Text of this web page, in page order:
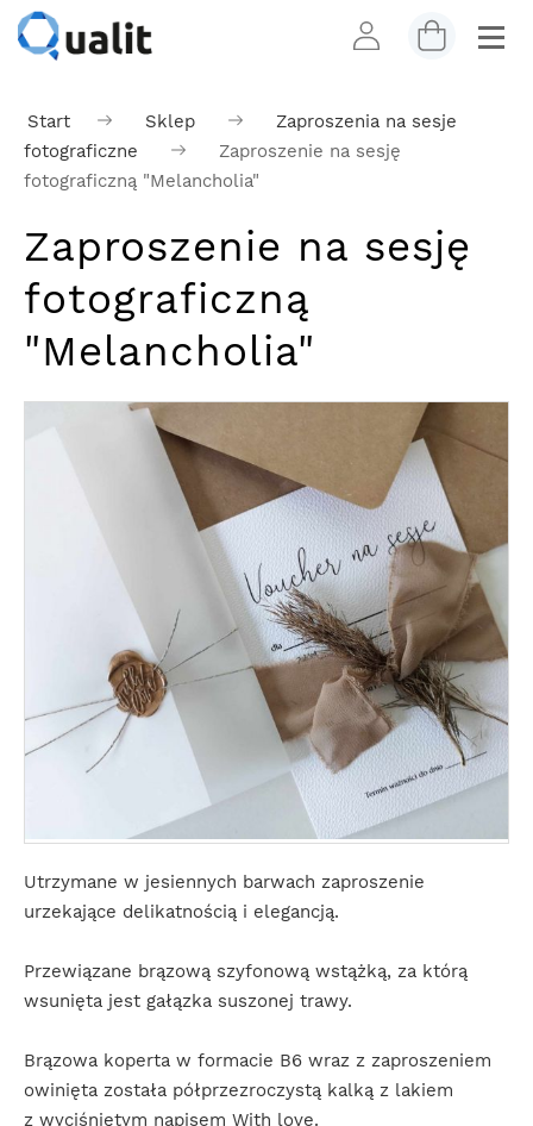
Start Sklep
Zaproszenia na sesje
fotograficzne
Zaproszenie na sesję
fotograficzną "Melancholia"
Zaproszenie na sesję
fotograficzną
"Melancholia"
Utrzymane w jesiennych barwach zaproszenie
urzekające delikatnością i elegancją.
Przewiązane brązową szyfonową wstążką, za którą
wsunięta jest gałązka suszonej trawy.
Brązowa koperta w formacie B6 wraz z zaproszeniem
owinięta została półprzezroczystą kalką z lakiem
z wyciśniętym napisem With love.